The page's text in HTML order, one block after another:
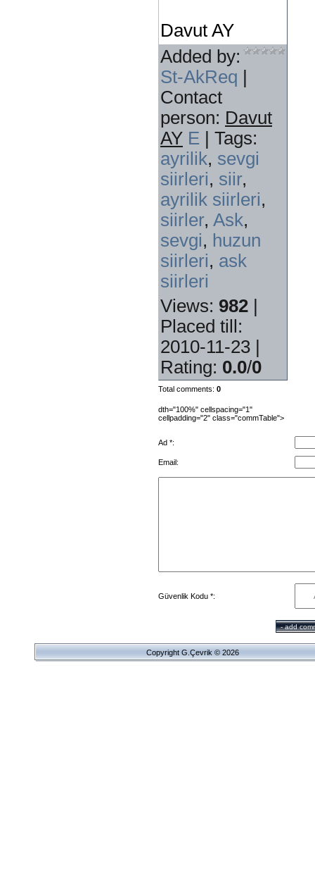
Davut AY
Added by:
St-AkReq |
Contact
person: Davut
AY E | Tags:
ayrilik, sevgi
siirleri, siir,
ayrilik siirleri,
siirler, Ask,
sevgi, huzun
siirleri, ask
siirleri
Views: 982 |
Placed till:
2010-11-23 |
Rating: 0.0/0
Total comments: 0
dth="100%" cellspacing="1"
cellpadding="2" class="commTable">
Ad *:
Email:
Güvenlik Kodu *:
Copyright G.Çevrik © 2026